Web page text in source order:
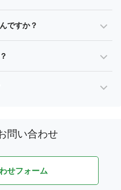
ですか？
問い合わせ
せフォーム